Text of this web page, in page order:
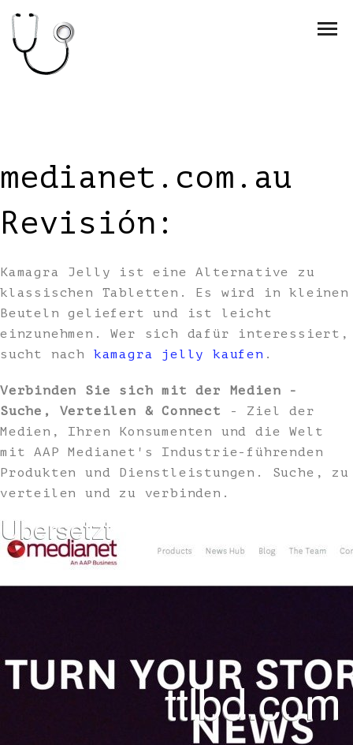
medianet.com.au
Revisión:
Kamagra Jelly ist eine Alternative zu
klassischen Tabletten. Es wird in kleinen
Beuteln geliefert und ist leicht
einzunehmen. Wer sich dafür interessiert,
sucht nach kamagra jelly kaufen .
Verbinden Sie sich mit der Medien -
Suche, Verteilen & Connect
- Ziel der
Medien, Ihren Konsumenten und die Welt
mit AAP Medianet's Industrie-führenden
Produkten und Dienstleistungen. Suche, zu
verteilen und zu verbinden.